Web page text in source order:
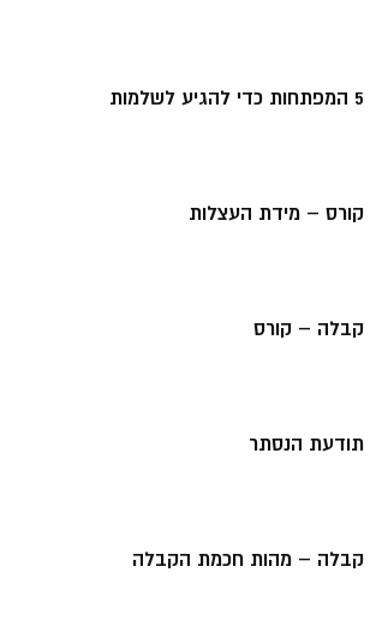
5 המפתחות כדי להגיע לשלמות
קורס – מידת העצלות
קבלה – קורס
תודעת הנסתר
קבלה – מהות חכמת הקבלה